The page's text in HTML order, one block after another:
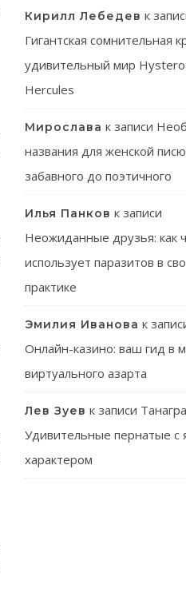
Кирилл Лебедев к
Гигантская сомнительная
удивительный мир
Hercules
Мирослава к записи
названия для женской
забавного до поэтичного
Илья Панков к записи
Неожиданные друзья: как
использует паразитов в
практике
Эмилия Иванова к
Онлайн-казино: ваш гид в
виртуального азарта
Лев Зуев к записи
Удивительные пернатые с
характером